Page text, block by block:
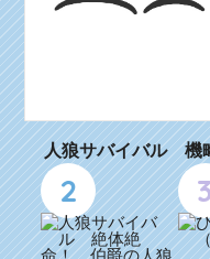
人狼サバイバル 機
2 3